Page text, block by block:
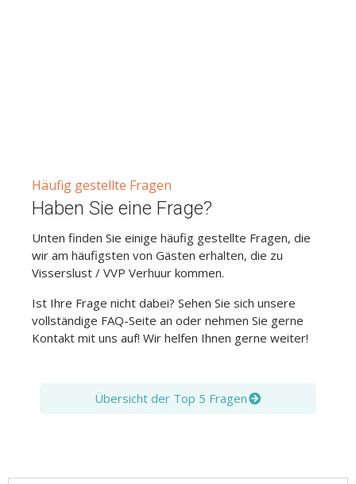
Häufig gestellte Fragen
Haben Sie eine Frage?
Unten finden Sie einige häufig gestellte Fragen, die
wir am häufigsten von Gästen erhalten, die zu
Visserslust / VVP Verhuur kommen.
Ist Ihre Frage nicht dabei? Sehen Sie sich unsere
vollständige FAQ-Seite an oder nehmen Sie gerne
Kontakt mit uns auf! Wir helfen Ihnen gerne weiter!
Übersicht der Top 5 Fragen